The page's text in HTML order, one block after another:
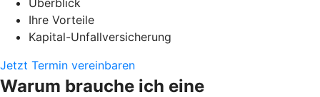
Ihre Vorteile
Kapital-Unfallversicherung
Jetzt Termin vereinbaren
Warum brauche ich eine